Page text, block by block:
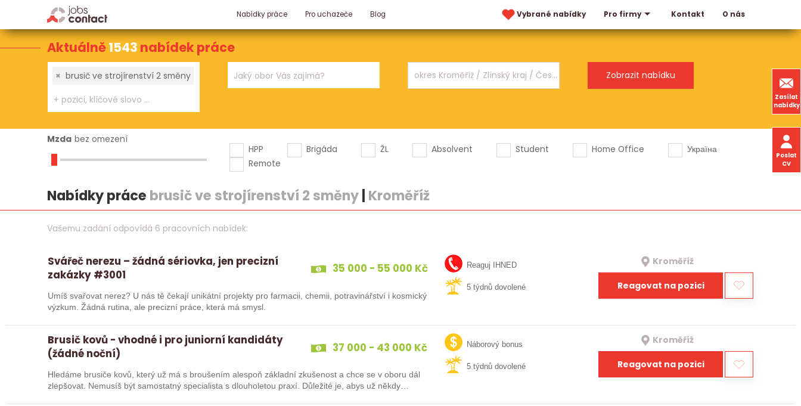
Nabídky práce Pro uchazeče Blog Vybrané nabídky Pro firmy Kontakt O nás
Zasílat
nabídky
Poslat
CV
Aktuálně1543 nabídek práce
× brusič ve strojírenství 2 směny
Mzda bez omezení
HPP
Brigáda ŽL Absolvent Student Home Office
Україна
Remote
Nabídky práce brusič ve strojírenství 2 směny| Kroměříž
Vašemu zadání odpovídá 6 pracovních nabídek:
Svářeč nerezu – žádná sériovka, jen precizní
zakázky #3001
35 000 - 55 000 Kč
Umíš svařovat nerez? U nás tě čekají unikátní projekty pro farmacii, chemii, potravinářství i kosmický
výzkum. Žádná rutina, ale precizní práce, která má smysl.
Reaguj IHNED
5 týdnů dovolené
Kroměříž
Reagovat na pozici
Brusič kovů - vhodné i pro juniorní kandidáty
(žádné noční)
37 000 - 43 000 Kč
Hledáme brusiče kovů, který už má s broušením alespoň základní zkušenost a chce se v oboru dál
zlepšovat. Nemusíš být samostatný specialista s dlouholetou praxí. Důležité je, abys už někdy
Náborový bonus
5 týdnů dovolené
Kroměříž
Reagovat na pozici